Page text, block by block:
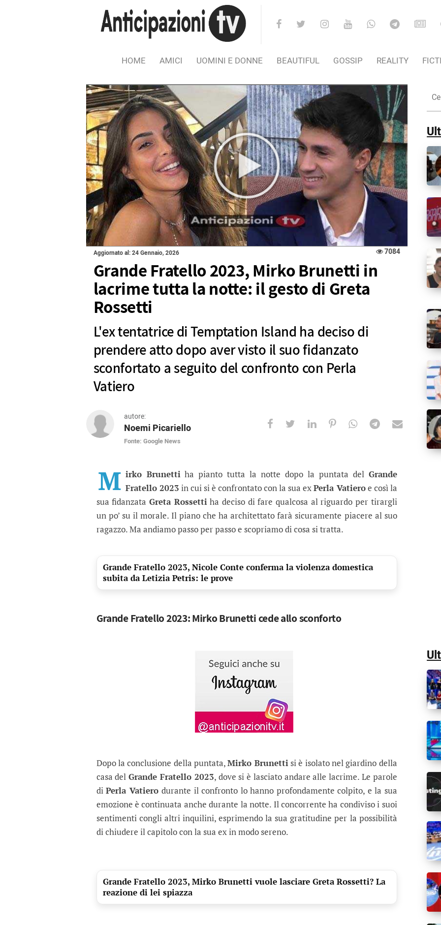
HOME AMICI UOMINI E DONNE BEAUTIFUL GOSSIP REALITY
Aggiornato al: 24 Gennaio, 2026 7084
Grande Fratello 2023, Mirko Brunetti in
lacrime tutta la notte: il gesto di Greta
Rossetti
L'ex tentatrice di Temptation Island ha deciso di
prendere atto dopo aver visto il suo fidanzato
sconfortato a seguito del confronto con Perla
Vatiero
autore:
Noemi Picariello
Fonte: Google News
Grande Fratello 2023, Mirko Brunetti in lacrime tutta la
L'ex tentatrice di Temptation Island ha deciso di prendere atto dopo aver visto
M irko Brunettiha pianto tutta la notte dopo la puntata del Grande
Fratello 2023 in cui si è confrontato con la sua exPerla Vatieroe così la
sua fidanzata Greta Rossettiha deciso di fare qualcosa al riguardo per tirargli
un po’ su il morale. Il piano che ha architettato farà sicuramente piacere al suo
ragazzo. Ma andiamo passo per passo e scopriamo di cosa si tratta.
Grande Fratello 2023, Nicole Conte conferma la violenza domestica
subita da Letizia Petris: le prove
Grande Fratello 2023: Mirko Brunetti cede allo sconforto
Dopo la conclusione della puntata,Mirko Brunettisi è isolato nel giardino della
casa delGrande Fratello 2023, dove si è lasciato andare alle lacrime. Le parole
diPerla Vatierodurante il confronto lo hanno profondamente colpito, e la sua
emozione è continuata anche durante la notte. Il concorrente ha condiviso i suoi
sentimenti congli altri inquilini, esprimendo la sua gratitudine per la possibilità
di chiudere il capitolo con la sua ex in modo sereno.
Grande Fratello 2023, Mirko Brunetti vuole lasciare Greta Rossetti? La
reazione di lei spiazza
nel
Sito